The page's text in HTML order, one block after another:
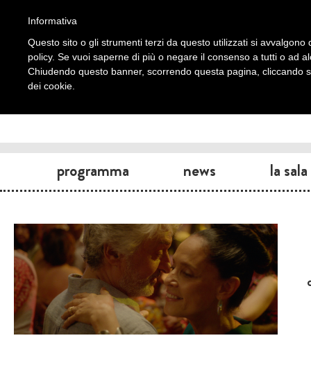
programma news la sala
Informativa
Questo sito o gli strumenti terzi da questo utilizzati si
policy. Se vuoi saperne di più o negare il consenso a tutti o ad
Chiudendo questo banner, scorrendo questa pagina, cliccando
dei cookie.